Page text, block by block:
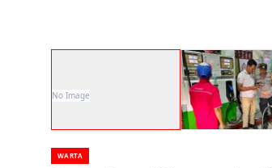
No Image
WARTA